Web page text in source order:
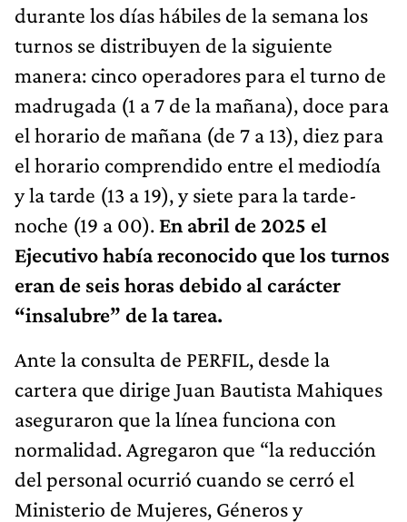
durante los días hábiles de la semana los
turnos se distribuyen de la siguiente
manera: cinco operadores para el turno de
madrugada (1 a 7 de la mañana), doce para
el horario de mañana (de 7 a 13), diez para
el horario comprendido entre el mediodía
y la tarde (13 a 19), y siete para la tarde-
noche (19 a 00). En abril de 2025 el
Ejecutivo había reconocido que los turnos
eran de seis horas debido al carácter
“insalubre” de la tarea.
Ante la consulta de PERFIL, desde la
cartera que dirige Juan Bautista Mahiques
aseguraron que la línea funciona con
normalidad. Agregaron que “⁠la reducción
del personal ocurrió cuando se cerró el
Ministerio de Mujeres, Géneros y